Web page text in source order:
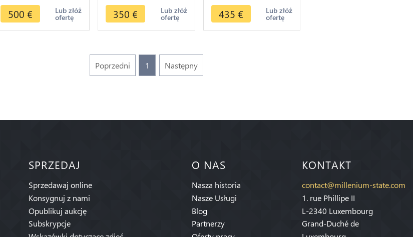
58/7 BC Silver
Drachm
500 € Lub złóż
ofertę
70/69 BC
Tetrachalkon Rhagai
mint
350 € Lub złóż
ofertę
Tetradrachm -
>Make offer
435 € Lub złóż
ofertę
Poprzedni 1 Następny
SPRZEDAJ
Sprzedawaj online
Konsygnuj z nami
Opublikuj aukcję
Subskrypcje
O NAS
Nasza historia
Nasze Usługi
Blog
Partnerzy
KONTAKT
contact@millenium-state.com
1. rue Phillipe II
L-2340 Luxembourg
Grand-Duché de